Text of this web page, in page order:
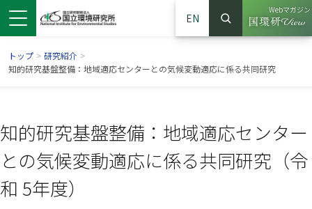
EN
サイト内検索
検索
Webマガジン
（別ウイ
トップ > 研究紹介 >
知的研究基盤整備：地域適応センターとの気候変動適応に係る共同研究
知的研究基盤整備：地域適応センター
との気候変動適応に係る共同研究（令
和 5年度）